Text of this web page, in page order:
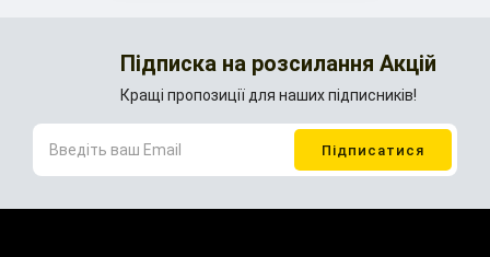
Підписка на розсилання Акцій
Кращі пропозиції для наших підписників!